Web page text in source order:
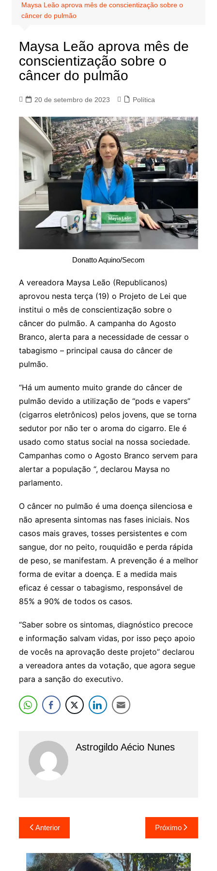
Maysa Leão aprova mês de conscientização sobre o
câncer do pulmão
Maysa Leão aprova mês de
conscientização sobre o
câncer do pulmão
20 de setembro de 2023 Política
Donatto Aquino/Secom
A vereadora Maysa Leão (Republicanos)
aprovou nesta terça (19) o Projeto de Lei que
institui o mês de conscientização sobre o
câncer do pulmão. A campanha do Agosto
Branco, alerta para a necessidade de cessar o
tabagismo – principal causa do câncer de
pulmão.
“Há um aumento muito grande do câncer de
pulmão devido a utilização de “pods e vapers”
(cigarros eletrônicos) pelos jovens, que se torna
sedutor por não ter o aroma do cigarro. Ele é
usado como status social na nossa sociedade.
Campanhas como o Agosto Branco servem para
alertar a população “, declarou Maysa no
parlamento.
O câncer no pulmão é uma doença silenciosa e
não apresenta sintomas nas fases iniciais. Nos
casos mais graves, tosses persistentes e com
sangue, dor no peito, rouquidão e perda rápida
de peso, se manifestam. A prevenção é a melhor
forma de evitar a doença. E a medida mais
eficaz é cessar o tabagismo, responsável de
85% a 90% de todos os casos.
“Saber sobre os sintomas, diagnóstico precoce
e informação salvam vidas, por isso peço apoio
de vocês na aprovação deste projeto” declarou
a vereadora antes da votação, que agora segue
para a sanção do executivo.
Astrogildo Aécio Nunes
Navegação
de
Post
Anterior Próximo